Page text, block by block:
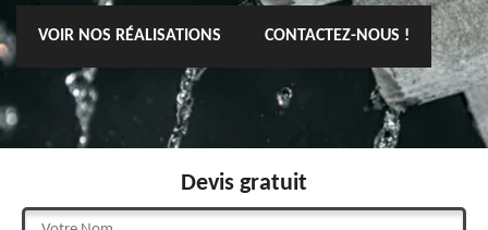
VOIR NOS RÉALISATIONS CONTACTEZ-NOUS !
Devis gratuit